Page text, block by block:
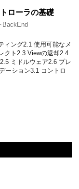
ローラの基礎
-BackEnd
ィング2.1 使用可能なメ
クト2.3 Viewの返却2.4
ミドルウェア2.6 プレ
ーション3.1 コントロ